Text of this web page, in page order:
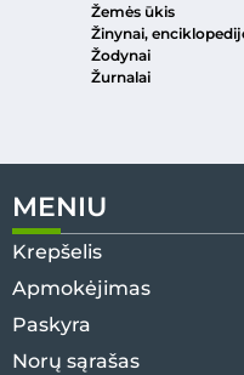
Žemės ūkis
Žinynai,
Žodynai
Žurnalai
MENIU
Krepšelis
Apmokėjimas
Paskyra
Norų sąrašas